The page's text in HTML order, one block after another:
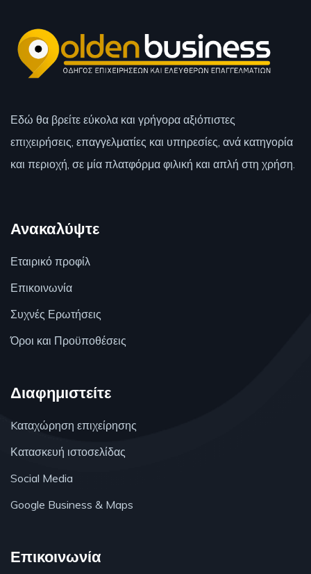
Εδώ θα βρείτε εύκολα και γρήγορα αξιόπιστες
επιχειρήσεις, επαγγελματίες και υπηρεσίες, ανά κατηγορία
και περιοχή, σε μία πλατφόρμα φιλική και απλή στη χρήση.
Ανακαλύψτε
Εταιρικό προφίλ
Επικοινωνία
Συχνές Ερωτήσεις
Όροι και Προϋποθέσεις
Διαφημιστείτε
Kαταχώρηση επιχείρησης
Κατασκευή ιστοσελίδας
Social Media
Google Business & Maps
Επικοινωνία